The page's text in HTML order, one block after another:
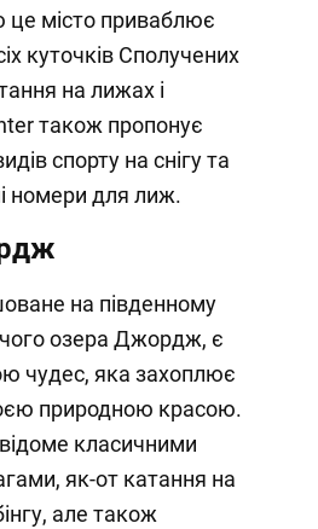
місто приваблює
куточків Сполучених
на лижах і
також пропонує
спорту на снігу та
номери для лиж.
на південному
озера Джордж, є
чудес, яка захоплює
природною красою.
класичними
як-от катання на
але також